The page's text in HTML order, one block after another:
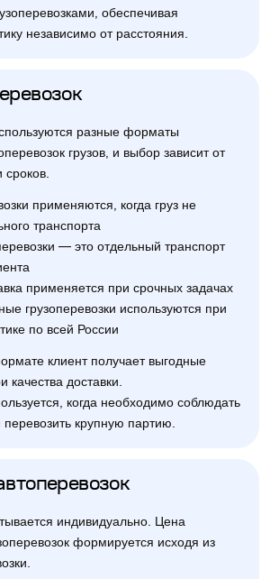
обеспечивая
независимо от расстояния.
разные форматы
грузов, и выбор зависит от
сроков.
применяются, когда груз не
транспорта
— это отдельный транспорт
применяется при срочных задачах
грузоперевозки используются при
по всей России
клиент получает выгодные
качества доставки.
когда необходимо соблюдать
перевозить крупную партию.
индивидуально. Цена
формируется исходя из